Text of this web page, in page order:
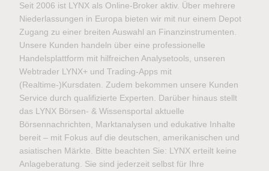
zum Datenschutz finden Sie in der
Datenschutzerklärung
Ich stimme zu, das Demokonto von LYNX zu
erhalten. Mit der Eröffnung des Demokontos
stimme ich zu, dass LYNX mir regelmäßige
Werbe-E-Mails mit Angeboten, Neuigkeiten und
weiteren Marketingnachrichten zusenden darf. Ich
kann mich jederzeit über den Abmeldelink im
Newsletter oder per E-Mail an
service@lynxbroker.deabmelden, ohne dass
hierfür andere als die Übermittlungskosten nach
Seit 2006 ist LYNX als Online-Broker aktiv. Über mehrere
Niederlassungen in Europa bieten wir mit nur einem Depot
Zugang zu einer breiten Auswahl an Finanzinstrumenten.
Unsere Kunden handeln über eine professionelle
Handelsplattform mit hilfreichen Analysetools, unseren
Webtrader LYNX+ und Trading-Apps mit
(Realtime-)Kursdaten. Zudem bekommen unsere Kunden
Service durch qualifizierte Experten. Darüber hinaus stellt
das LYNX Börsen- & Wissensportal aktuelle
Börsennachrichten, Marktanalysen und edukative Inhalte
bereit – mit Fokus auf die deutschen, amerikanischen und
asiatischen Märkte. Bitte beachten Sie: LYNX erteilt keine
Anlageberatung. Sie sind jederzeit selbst für Ihre